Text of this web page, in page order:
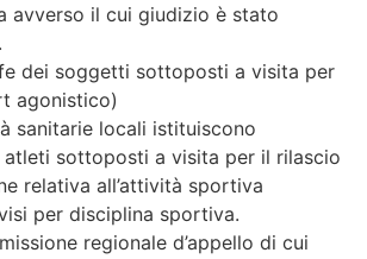
avverso il cui giudizio è stato
dei soggetti sottoposti a visita per
agonistico)
sanitarie locali istituiscono
atleti sottoposti a visita per il rilascio
relativa all’attività sportiva
per disciplina sportiva.
regionale d’appello di cui